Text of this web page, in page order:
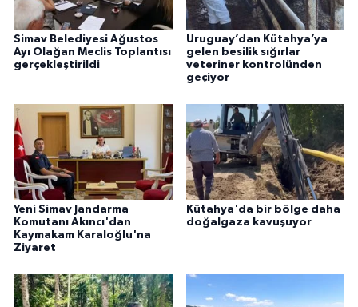
Simav Belediyesi Ağustos
Ayı Olağan Meclis Toplantısı
gerçekleştirildi
Uruguay’dan Kütahya’ya
gelen besilik sığırlar
veteriner kontrolünden
geçiyor
Yeni Simav Jandarma
Komutanı Akıncı'dan
Kaymakam Karaloğlu'na
Ziyaret
Kütahya'da bir bölge daha
doğalgaza kavuşuyor